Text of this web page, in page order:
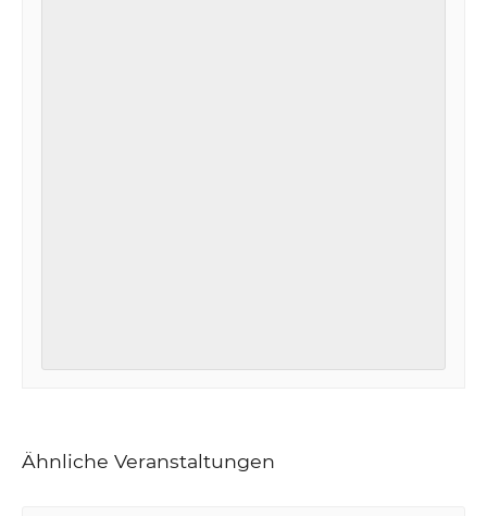
Ähnliche Veranstaltungen